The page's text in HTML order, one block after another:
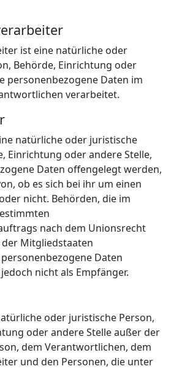
ist eine natürliche oder
Behörde, Einrichtung oder
personenbezogene Daten im
verarbeitet.
natürliche oder juristische
Einrichtung oder andere Stelle,
Daten offengelegt werden,
ob es sich bei ihr um einen
nicht. Behörden, die im
nach dem Unionsrecht
Mitgliedstaaten
Daten
nicht als Empfänger.
oder juristische Person,
oder andere Stelle außer der
dem Verantwortlichen, dem
und den Personen, die unter